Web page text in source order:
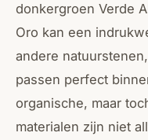
donkergroen Verde
Oro kan een
andere
passen perfect
organische, maar
materialen zijn niet